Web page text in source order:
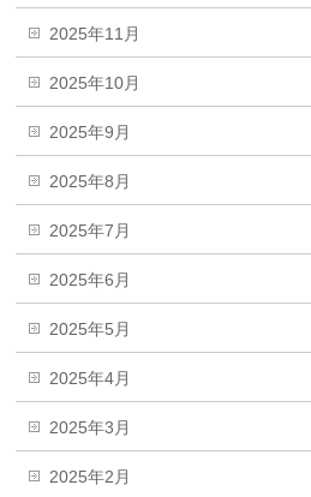
2025年11月
2025年10月
2025年9月
2025年8月
2025年7月
2025年6月
2025年5月
2025年4月
2025年3月
2025年2月